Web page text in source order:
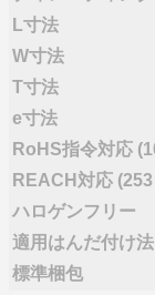
L寸法
W寸法
T寸法
e寸法
RoHS指令対応
REACH対応
ハロゲンフリー
適用はんだ付け法
標準梱包